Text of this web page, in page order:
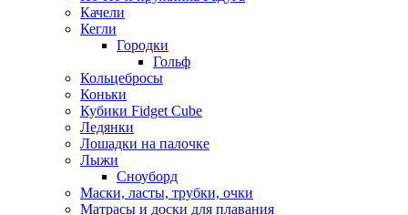
Качели
Кегли
Городки
Гольф
Кольцебросы
Коньки
Кубики Fidget Cube
Ледянки
Лошадки на палочке
Лыжи
Сноуборд
Маски, ласты, трубки, очки
Матрасы и доски для плавания